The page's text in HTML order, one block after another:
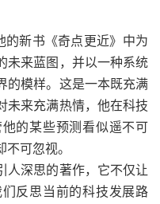
的新书《奇点更近》中为
未来蓝图，并以一种系统
的模样。这是一本既充满
未来充满热情，他在科技
的某些预测看似遥不可
可忽视。
人深思的著作，它不仅让
反思当前的科技发展路